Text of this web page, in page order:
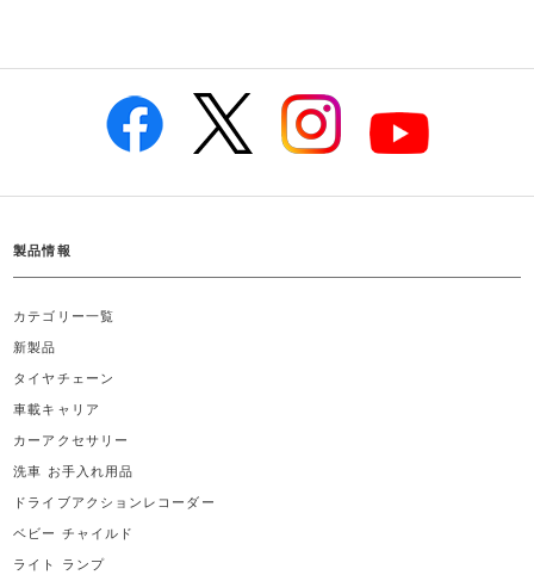
製品情報
カテゴリー一覧
新製品
タイヤチェーン
車載キャリア
カーアクセサリー
洗車 お手入れ用品
ドライブアクションレコーダー
ベビー チャイルド
ライト ランプ